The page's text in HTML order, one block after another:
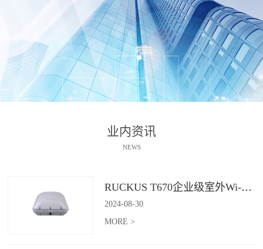
业内资讯
NEWS
RUCKUS T670企业级室外Wi-Fi 7解决方案：挑战室外环境，畅享高性能连接
2024-08-30
MORE >